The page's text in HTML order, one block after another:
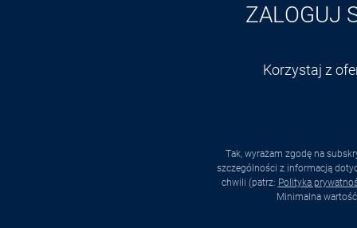
ZALOGUJ
Korzystaj z
Tak, wyrażam zgodę na
szczególności z informacją
chwili (patrz: Polityka
Minimalna